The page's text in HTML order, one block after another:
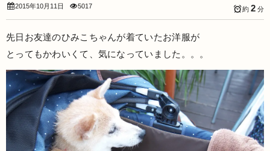
2015年10月11日 5017 約 2 分
先日お友達のひみこちゃんが着ていたお洋服が
とってもかわいくて、気になっていました。。。